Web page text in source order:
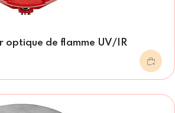
optique de flamme UV/IR